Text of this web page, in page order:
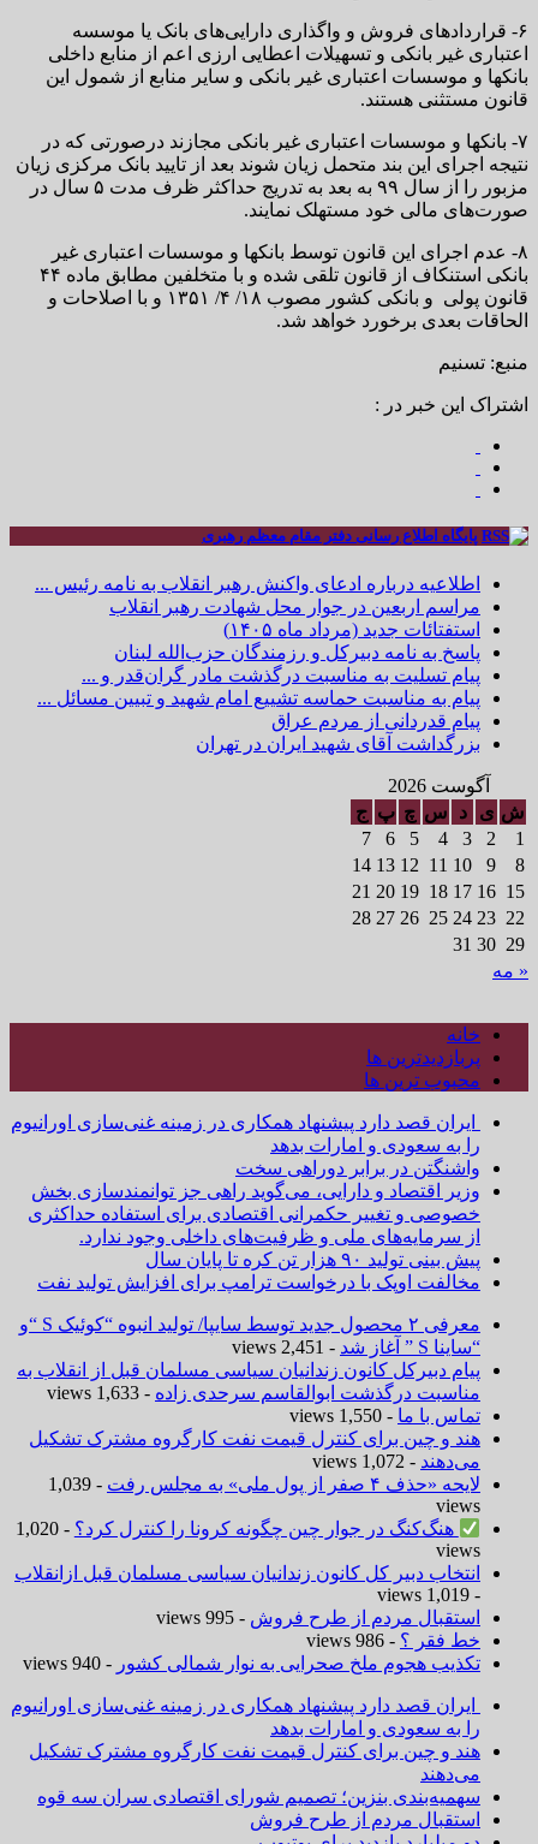
۶- قراردادهای فروش و واگذاری دارایی‌های بانک یا موسسه
اعتباری غیر بانکی و تسهیلات اعطایی ارزی اعم از منابع داخلی
بانکها و موسسات اعتباری غیر بانکی و سایر منابع از شمول این
قانون مستثنی هستند.
۷- بانکها و موسسات اعتباری غیر بانکی مجازند درصورتی که در
نتیجه اجرای این بند متحمل زیان شوند بعد از تایید بانک مرکزی زیان
مزبور را از سال ۹۹ به بعد به تدریج حداکثر ظرف مدت ۵ سال در
صورت‌های مالی خود مستهلک نمایند.
۸- عدم اجرای این قانون توسط بانکها و موسسات اعتباری غیر
بانکی استنکاف از قانون تلقی شده و با متخلفین مطابق ماده ۴۴
قانون پولی و بانکی کشور مصوب ۱۸/ ۴/ ۱۳۵۱ و با اصلاحات و
الحاقات بعدی برخورد خواهد شد.
منبع: تسنیم
اشتراک این خبر در :
پایگاه اطلاع رسانی دفتر مقام معظم رهبری
اطلاعیه درباره ادعای واکنش رهبر انقلاب به نامه رئیس ...
مراسم اربعین در جوار محل شهادت رهبر انقلاب
استفتائات جدید (مرداد ماه ۱۴۰۵)
پاسخ به نامه دبیرکل و رزمندگان حزب‌الله لبنان
پیام تسلیت به مناسبت درگذشت مادر گران‌قدر و ...
پیام به مناسبت حماسه تشییع امام شهید و تبیین مسائل ...
پیام قدردانی از مردم عراق
بزرگداشت آقای شهید ایران در تهران
آگوست 2026
ش ی د س چ پ ج
1
2
3
4
5
6
7
8
9
10
11
12
13
14
15
16
17
18
19
20
21
22
23
24
25
26
27
28
29
30
31
« مه
خانه
پربازدیدترین ها
محبوب ترین ها
ایران قصد دارد پیشنهاد همکاری در زمینه غنی‌سازی اورانیوم
را به سعودی و امارات بدهد
واشنگتن در برابر دوراهی سخت
وزیر اقتصاد و دارایی، می‌گوید راهی جز توانمندسازی بخش
خصوصی و تغییر حکمرانی اقتصادی برای استفاده حداکثری
از سرمایه‌های ملی و ظرفیت‌های داخلی وجود ندارد.
پیش بینی تولید ۹۰ هزار تن کره تا پایان سال
مخالفت اوپک با درخواست ترامپ برای افزایش تولید نفت
معرفی ۲ محصول جدید توسط سایپا/ تولید انبوه “کوئیک S “و
“ساینا S ” آغاز شد
- 2,451 views
پیام دبیرکل کانون زندانیان سیاسی مسلمان قبل از انقلاب به
مناسبت درگذشت ابوالقاسم سرحدی زاده - 1,633 views
تماس با ما - 1,550 views
هند و چین برای کنترل قیمت نفت کارگروه مشترک تشکیل
می‌دهند - 1,072 views
لایحه «حذف ۴ صفر از پول ملی» به مجلس رفت
- 1,039
views
هنگ‌کنگ در جوار چین چگونه کرونا را کنترل کرد؟
- 1,020
views
انتخاب دبیر کل کانون زندانیان سیاسی مسلمان قبل ازانقلاب
- 1,019 views
استقبال مردم از طرح فروش - 995 views
خط فقر ؟ - 986 views
تکذیب هجوم ملخ صحرایی به نوار شمالی کشور - 940 views
ایران قصد دارد پیشنهاد همکاری در زمینه غنی‌سازی اورانیوم
را به سعودی و امارات بدهد
هند و چین برای کنترل قیمت نفت کارگروه مشترک تشکیل
می‌دهند
سهمیه‌بندی بنزین؛ تصمیم شورای اقتصادی سران سه قوه
استقبال مردم از طرح فروش